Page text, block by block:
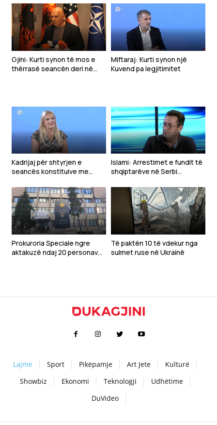
Gjini: Kurti synon të mos e
thërrasë seancën deri në
Miftaraj: Kurti synon një
Kuvend pa legjitimitet
Kadrijaj për shtyrjen e
seancës konstituive me
pakuptueshme
Islami: Arrestimet e fundit të
shqiptarëve në Serbi
politikës së Millosheviqit
Prokuroria Speciale ngre
aktakuzë ndaj 20 personave
Të paktën 10 të vdekur nga
sulmet ruse në Ukrainë
Lajme Sport Pikëpamje Art Jete
Kulturë
Showbiz
Ekonomi Teknologji
Udhëtime
DuVideo